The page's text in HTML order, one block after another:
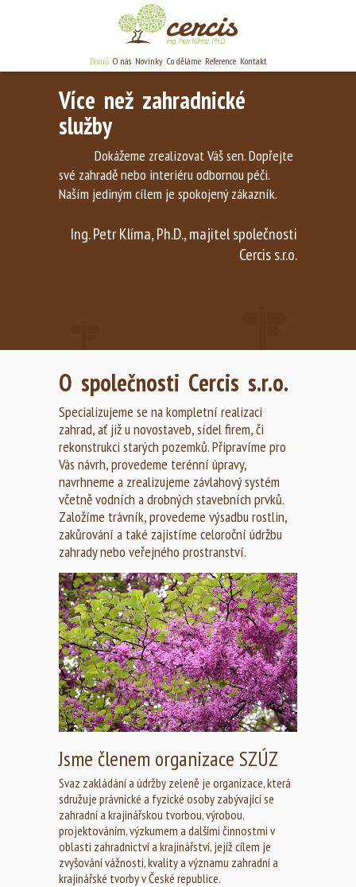
Domů O nás Novinky Co děláme Reference Kontakt
Více než zahradnické
služby
Dokážeme zrealizovat Váš sen. Dopřejte
své zahradě nebo interiéru odbornou péči.
Naším jediným cílem je spokojený zákazník.
Ing. Petr Klíma, Ph.D., majitel společnosti
Cercis s.r.o.
O společnosti Cercis s.r.o.
Specializujeme se na kompletní realizaci
zahrad, ať již u novostaveb, sídel firem, či
rekonstrukci starých pozemků. Připravíme pro
Vás návrh, provedeme terénní úpravy,
navrhneme a zrealizujeme závlahový systém
včetně vodních a drobných stavebních prvků.
Založíme trávník, provedeme výsadbu rostlin,
zakůrování a také zajistíme celoroční údržbu
zahrady nebo veřejného prostranství.
Jsme členem organizace SZÚZ
Svaz zakládání a údržby zeleně je organizace, která
sdružuje právnické a fyzické osoby zabývající se
zahradní a krajinářskou tvorbou, výrobou,
projektováním, výzkumem a dalšími činnostmi v
oblasti zahradnictví a krajinářství, jejíž cílem je
zvyšování vážnosti, kvality a významu zahradní a
krajinářské tvorby v České republice.